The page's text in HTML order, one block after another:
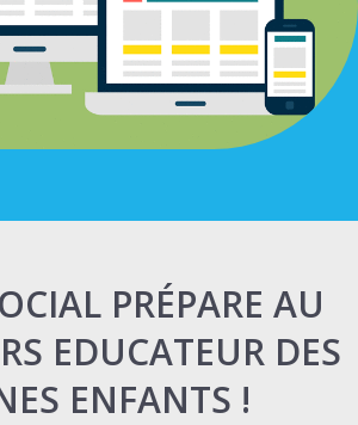
PRÉPARE AU
EDUCATEUR DES
ENFANTS !